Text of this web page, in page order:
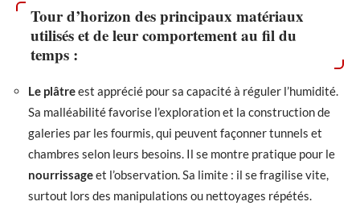
Tour d’horizon des principaux matériaux
utilisés et de leur comportement au fil du
temps :
Le plâtreest apprécié pour sa capacité à réguler l’humidité.
Sa malléabilité favorise l’exploration et la construction de
galeries par les fourmis, qui peuvent façonner tunnels et
chambres selon leurs besoins. Il se montre pratique pour le
nourrissageet l’observation. Sa limite : il se fragilise vite,
surtout lors des manipulations ou nettoyages répétés.